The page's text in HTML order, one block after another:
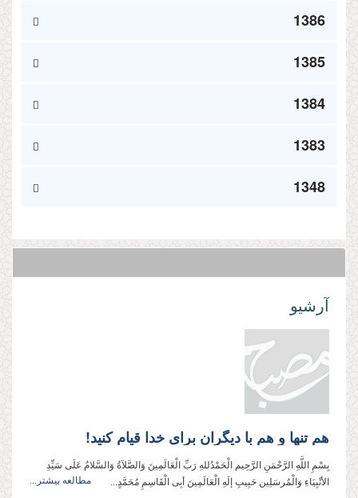
1386
1385
1384
1383
1348
آرشیو
هم تنها و هم با دیگران برای خدا قیام کنید!
بِسْمِ اللَّهِ الرَّحْمَنِ الرَّحِيم الْحَمْدُللهِ رَبِّ الْعَالَمِینَ وَالصَّلاَةُ وَالسَّلامُ عَلَی سَیِّدِ
الأنْبِیَاءِ وَالْمُرسَلِین حَبِیبِ إلَهِ الْعَالَمِینَ أبِی الْقَاسِمِ مُحَمَّدٍ...
مطالعه بیشتر...